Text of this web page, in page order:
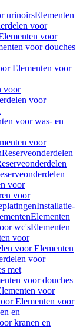
urinoirsElementen
voor
voor
voor douches
Elementen voor
voor
voor
voor was- en
voor
Reserveonderdelen
voor
voor
Installatie-
Elementen
wc'sElementen
voor
voor Elementen
voor
met
voor douches
voor
Elementen voor
en
kranen en